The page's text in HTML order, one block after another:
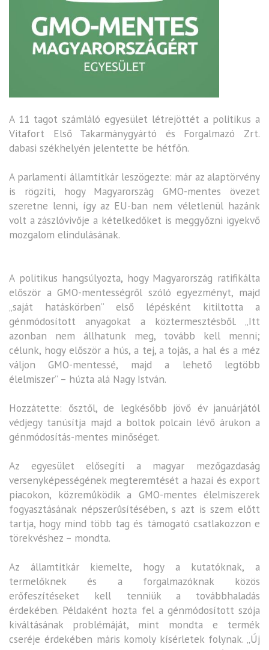
A 11 tagot számláló egyesület létrejöttét a politikus a
Vitafort Első Takarmánygyártó és Forgalmazó Zrt.
dabasi székhelyén jelentette be hétfőn.
A parlamenti államtitkár leszögezte: már az alaptörvény
is rögzíti, hogy Magyarország GMO-mentes övezet
szeretne lenni, így az EU-ban nem véletlenül hazánk
volt a zászlóvivője a kételkedőket is meggyőzni igyekvő
mozgalom elindulásának.
A politikus hangsúlyozta, hogy Magyarország ratifikálta
először a GMO-mentességről szóló egyezményt, majd
„saját hatáskörben” első lépésként kitiltotta a
génmódosított anyagokat a köztermesztésből. „Itt
azonban nem állhatunk meg, tovább kell menni;
célunk, hogy először a hús, a tej, a tojás, a hal és a méz
váljon GMO-mentessé, majd a lehető legtöbb
élelmiszer” – húzta alá Nagy István.
Hozzátette: ősztől, de legkésőbb jövő év januárjától
védjegy tanúsítja majd a boltok polcain lévő árukon a
génmódosítás-mentes minőséget.
Az egyesület elősegíti a magyar mezőgazdaság
versenyképességének megteremtését a hazai és export
piacokon, közremûködik a GMO-mentes élelmiszerek
fogyasztásának népszerûsítésében, s azt is szem előtt
tartja, hogy mind több tag és támogató csatlakozzon e
törekvéshez – mondta.
Az államtitkár kiemelte, hogy a kutatóknak, a
termelőknek és a forgalmazóknak közös
erőfeszítéseket kell tenniük a továbbhaladás
érdekében. Példaként hozta fel a génmódosított szója
kiváltásának problémáját, mint mondta e termék
cseréje érdekében máris komoly kísérletek folynak. „Új